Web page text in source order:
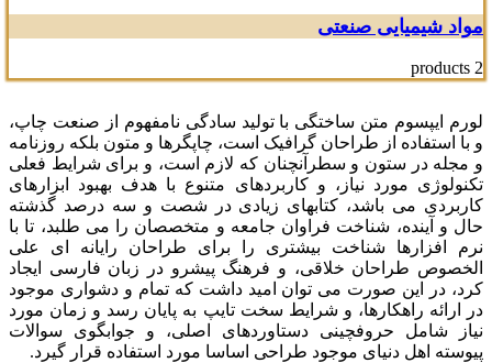
مواد شیمیایی صنعتی
2 products
لورم ایپسوم متن ساختگی با تولید سادگی نامفهوم از صنعت چاپ،
و با استفاده از طراحان گرافیک است، چاپگرها و متون بلکه روزنامه
و مجله در ستون و سطرآنچنان که لازم است، و برای شرایط فعلی
تکنولوژی مورد نیاز، و کاربردهای متنوع با هدف بهبود ابزارهای
کاربردی می باشد، کتابهای زیادی در شصت و سه درصد گذشته
حال و آینده، شناخت فراوان جامعه و متخصصان را می طلبد، تا با
نرم افزارها شناخت بیشتری را برای طراحان رایانه ای علی
الخصوص طراحان خلاقی، و فرهنگ پیشرو در زبان فارسی ایجاد
کرد، در این صورت می توان امید داشت که تمام و دشواری موجود
در ارائه راهکارها، و شرایط سخت تایپ به پایان رسد و زمان مورد
نیاز شامل حروفچینی دستاوردهای اصلی، و جوابگوی سوالات
پیوسته اهل دنیای موجود طراحی اساسا مورد استفاده قرار گیرد.